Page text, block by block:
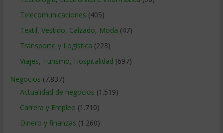
Telecomunicaciones (405)
Textil, Vestido, Calzado, Moda (47)
Transporte y Logistica (223)
Viajes, Turismo, Hospitalidad (697)
Negocios (7.837)
Actualidad de negocios (1.519)
Carrera y Empleo (1.710)
Dinero y finanzas (1.260)